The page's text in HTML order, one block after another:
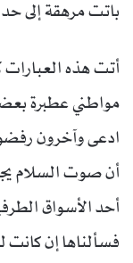
باتت مرهقة إلى
أتت هذه العبارات
مواطني عطبرة
ادعى وآخرون
أن صوت السلام
أحد الأسواق
فسألناها إن كانت